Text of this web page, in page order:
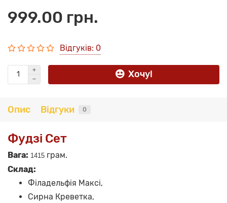
999.00 грн.
Відгуків: 0
Хочу!
Опис Відгуки 0
Фудзі Сет
Вага: 1415 грам.
Склад:
Філадельфія Максі,
Сирна Креветка,